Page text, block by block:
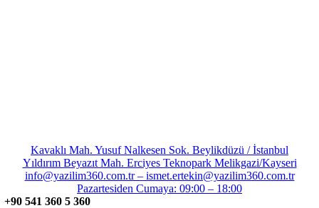
Kavaklı Mah. Yusuf Nalkesen Sok. Beylikdüzü / İstanbul
Yıldırım Beyazıt Mah. Erciyes Teknopark Melikgazi/Kayseri
info@yazilim360.com.tr – ismet.ertekin@yazilim360.com.tr
Pazartesiden Cumaya: 09:00 – 18:00
+90 541 360 5 360